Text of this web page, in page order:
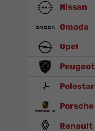
Nissan
Omoda
Opel
Peugeot
Polestar
Porsche
Renault